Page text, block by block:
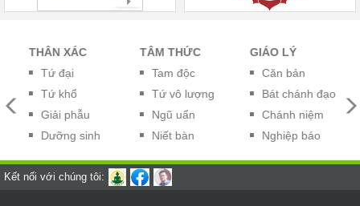
THÂN XÁC
Tứ đại
Tứ khổ
Giải phẫu
Dưỡng sinh
TÂM THỨC
Tam độc
Tứ vô lượng
Ngũ uẩn
Niết bàn
GIÁO LÝ
Căn bản
Bát chánh đạo
Chánh niệm
Nghiệp báo
Kết nối với chúng tôi: